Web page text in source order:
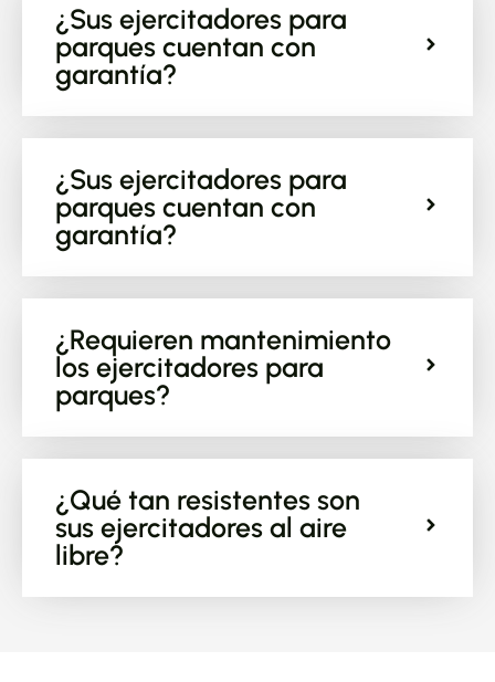
¿Sus ejercitadores para
parques cuentan con
garantía?
¿Sus ejercitadores para
parques cuentan con
garantía?
¿Requieren mantenimiento
los ejercitadores para
parques?
¿Qué tan resistentes son
sus ejercitadores al aire
libre?